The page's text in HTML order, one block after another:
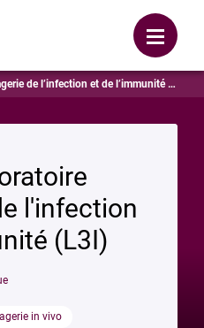
Menu
de l’infection et de l’immunité (L3I)
l'infection
(L3I)
in vivo